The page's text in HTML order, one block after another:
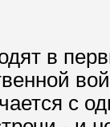
в
с